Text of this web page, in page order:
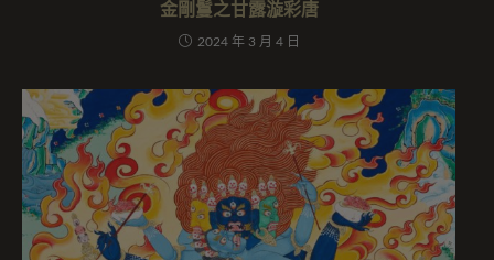
金剛鬘之甘露漩彩唐
2024 年 3 月 4 日